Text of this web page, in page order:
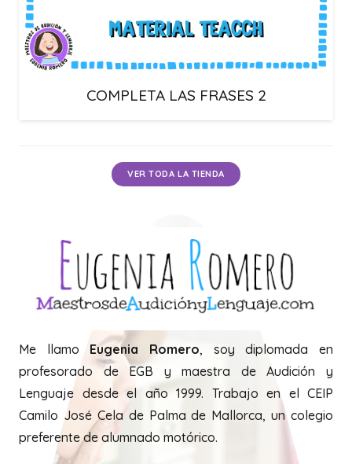
COMPLETA LAS FRASES 2
VER TODA LA TIENDA
Me llamo Eugenia Romero, soy diplomada en
profesorado de EGB y maestra de Audición y
Lenguaje desde el año 1999. Trabajo en el CEIP
Camilo José Cela de Palma de Mallorca, un colegio
preferente de alumnado motórico.